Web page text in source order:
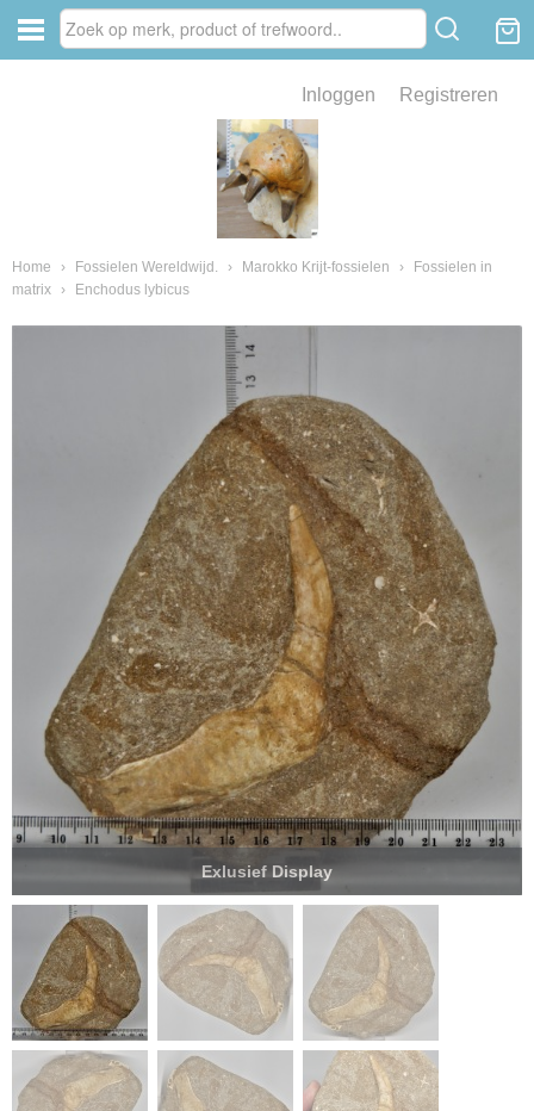
Inloggen Registreren
Home › Fossielen Wereldwijd. › Marokko Krijt-fossielen ›
Fossielen in
matrix
› Enchodus lybicus
Exlusief Display
van fossielen en mineralen